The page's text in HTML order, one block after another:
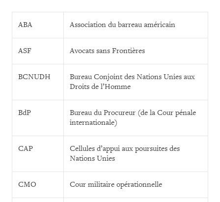
ABA Association du barreau américain
ASF Avocats sans Frontières
BCNUDH
Bureau Conjoint des Nations Unies aux
Droits de l’Homme
BdP
Bureau du Procureur (de la Cour pénale
internationale)
CAP
Cellules d’appui aux poursuites des
Nations Unies
CMO Cour militaire opérationnelle